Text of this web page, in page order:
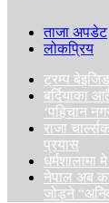
ताजा अपडेट
लोकप्रिय
ट्रम्प
बर्दियाका
‘पहिचान
राजा
प्रयास
नेपाल अब
जोड्ने